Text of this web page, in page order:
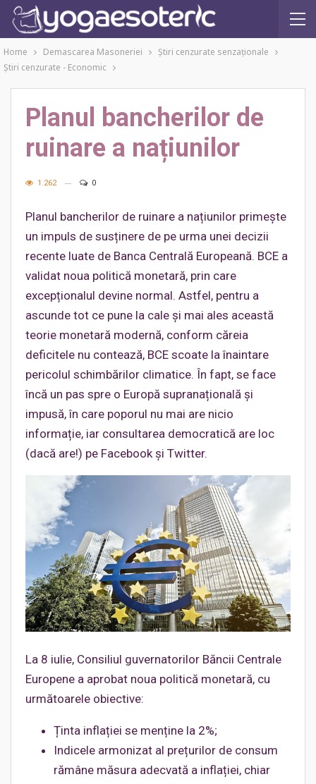
Home Demascarea Masoneriei
Ştiri cenzurate senzaţionale
Ştiri cenzurate - Economic
Planul bancherilor de
ruinare a națiunilor
1.262 0
Planul bancherilor de ruinare a națiunilor primește
un impuls de susținere de pe urma unei decizii
recente luate de Banca Centrală Europeană. BCE a
validat noua politică monetară, prin care
excepționalul devine normal. Astfel, pentru a
ascunde tot ce pune la cale și mai ales această
teorie monetară modernă, conform căreia
deficitele nu contează, BCE scoate la înaintare
pericolul schimbărilor climatice. În fapt, se face
încă un pas spre o Europă supranațională și
impusă, în care poporul nu mai are nicio
informație, iar consultarea democratică are loc
(dacă are!) pe Facebook și Twitter.
La 8 iulie, Consiliul guvernatorilor Băncii Centrale
Europene a aprobat noua politică monetară, cu
următoarele obiective:
Ținta inflației se menține la 2%;
Indicele armonizat al prețurilor de consum
rămâne măsura adecvată a inflației, chiar